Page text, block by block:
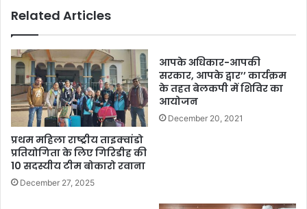
Related Articles
प्रथम महिला राष्ट्रीय ताइक्वांडो
प्रतियोगिता के लिए गिरिडीह की
10 सदस्यीय टीम बोकारो रवाना
December 27, 2025
आपके अधिकार-आपकी
सरकार, आपके द्वार’’ कार्यक्रम
के तहत बेलकपी में शिविर का
आयोजन
December 20, 2021